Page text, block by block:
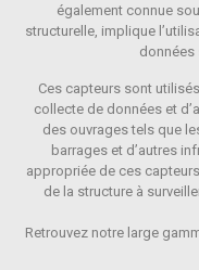
également connue
structurelle, implique
données
Ces capteurs sont
collecte de données et
des ouvrages tels que
barrages et d’autres
appropriée de ces
de la structure à
Retrouvez notre large